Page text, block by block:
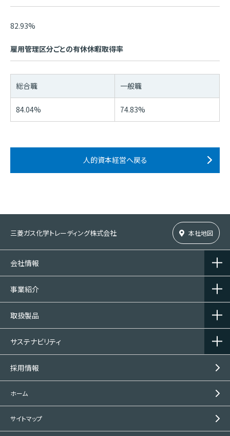
82.93%
雇用管理区分ごとの有休休暇取得率
総合職 一般職
84.04% 74.83%
人的資本経営へ戻る
三菱ガス化学トレーディング株式会社 本社地図
会社情報
事業紹介
取扱製品
サステナビリティ
採用情報
ホーム
サイトマップ